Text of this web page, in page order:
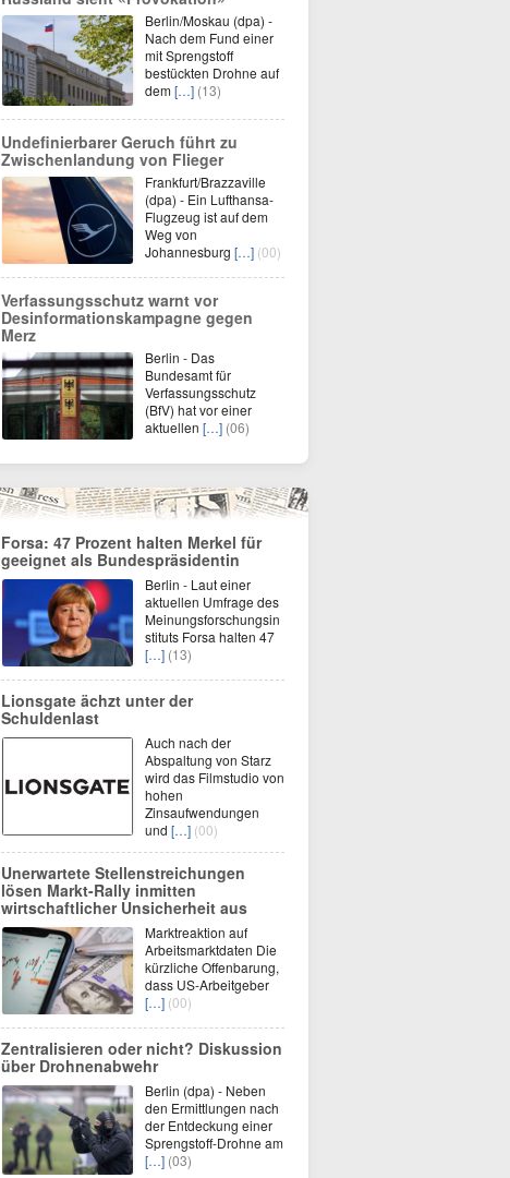
Berlin/Moskau (dpa) -
Nach dem Fund einer
mit Sprengstoff
bestückten Drohne auf
dem[…] (13)
Undefinierbarer Geruch führt zu
Zwischenlandung von Flieger
Frankfurt/Brazzaville
(dpa) - Ein Lufthansa-
Flugzeug ist auf dem
Weg von
Johannesburg […] (00)
Verfassungsschutz warnt vor
Desinformationskampagne gegen
Merz
Berlin - Das
Bundesamt für
Verfassungsschutz
(BfV) hat vor einer
aktuellen […] (06)
Forsa: 47 Prozent halten Merkel für
geeignet als Bundespräsidentin
Berlin - Laut einer
aktuellen Umfrage des
Meinungsforschungsin
stituts Forsa halten 47
[…] (13)
Lionsgate ächzt unter der
Schuldenlast
Auch nach der
Abspaltung von Starz
wird das Filmstudio von
hohen
Zinsaufwendungen
und […] (00)
Unerwartete Stellenstreichungen
lösen Markt-Rally inmitten
wirtschaftlicher Unsicherheit aus
Marktreaktion auf
Arbeitsmarktdaten Die
kürzliche Offenbarung,
dass US-Arbeitgeber
[…] (00)
Zentralisieren oder nicht? Diskussion
über Drohnenabwehr
Berlin (dpa) - Neben
den Ermittlungen nach
der Entdeckung einer
Sprengstoff-Drohne am
[…] (03)